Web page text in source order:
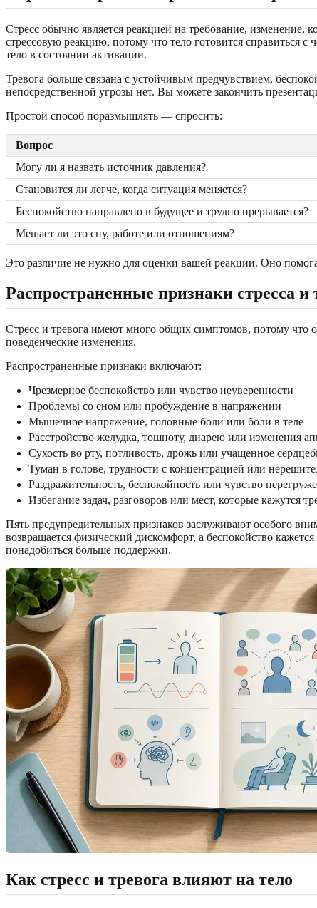
Стресс обычно является реакцией на требование,
стрессовую реакцию, потому что тело готовится справиться с
тело в состоянии активации.
Тревога больше связана с устойчивым предчувствием,
непосредственной угрозы нет. Вы можете закончить
Простой способ поразмышлять — спросить:
Вопрос
Могу ли я назвать источник давления?
Становится ли легче, когда ситуация меняется?
Беспокойство направлено в будущее и трудно прерывается?
Мешает ли это сну, работе или отношениям?
Это различие не нужно для оценки вашей реакции. Оно
Распространенные признаки стресса и
Стресс и тревога имеют много общих симптомов, потому что
поведенческие изменения.
Распространенные признаки включают:
Чрезмерное беспокойство или чувство неуверенности
Проблемы со сном или пробуждение в напряжении
Мышечное напряжение, головные боли или боли в теле
Расстройство желудка, тошноту, диарею или изменения
Сухость во рту, потливость, дрожь или учащенное
Туман в голове, трудности с концентрацией или
Раздражительность, беспокойность или чувство
Избегание задач, разговоров или мест, которые кажутся
Пять предупредительных признаков заслуживают особого
возвращается физический дискомфорт, а беспокойство
понадобиться больше поддержки.
Как стресс и тревога влияют на тело